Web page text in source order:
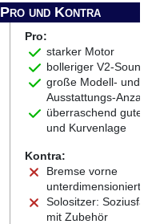
Pro und Kontra
Pro:
starker Motor
bolleriger V2-Sound
große Modell- und
Ausstattungs-Anzahl
überraschend gute
und Kurvenlage
Kontra:
Bremse vorne
unterdimensioniert
Solositzer:
mit Zubehör